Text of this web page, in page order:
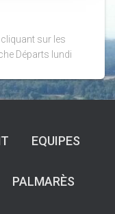
sur les
Départs lundi
EQUIPES
PALMARÈS